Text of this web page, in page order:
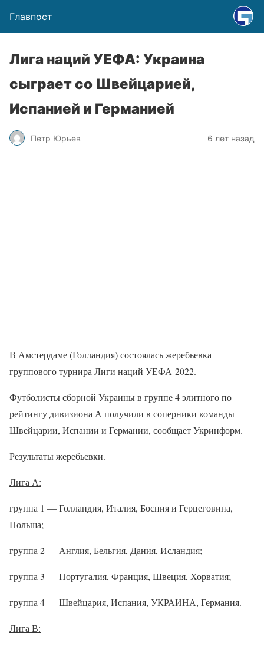
Главпост
Лига наций УЕФА: Украина
сыграет со Швейцарией,
Испанией и Германией
Петр Юрьев 6 лет назад
В Амстердаме (Голландия) состоялась жеребьевка
группового турнира Лиги наций УЕФА-2022.
Футболисты сборной Украины в группе 4 элитного по
рейтингу дивизиона А получили в соперники команды
Швейцарии, Испании и Германии, сообщает Укринформ.
Результаты жеребьевки.
Лига А:
группа 1 — Голландия, Италия, Босния и Герцеговина,
Польша;
группа 2 — Англия, Бельгия, Дания, Исландия;
группа 3 — Португалия, Франция, Швеция, Хорватия;
группа 4 — Швейцария, Испания, УКРАИНА, Германия.
Лига В: